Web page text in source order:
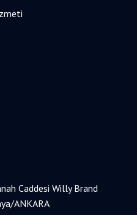
Caddesi Willy Brand
ANKARA